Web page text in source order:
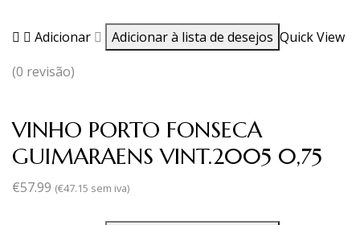
Adicionar Adicionar à lista de desejos Quick View
(0 revisão)
VINHO PORTO FONSECA
GUIMARAENS VINT.2005 0,75
€57.99 (€47.15 sem iva)